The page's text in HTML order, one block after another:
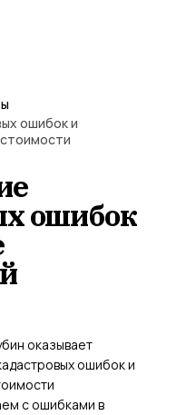
ошибок
оказывает
ошибок и
с ошибками в
ошибок и